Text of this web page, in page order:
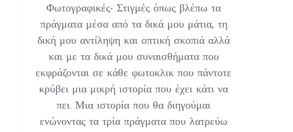
Φωτογραφικές- Στιγμές όπως βλέπω τα
πράγματα μέσα από τα δικά μου μάτια, τη
δική μου αντίληψη και οπτική σκοπιά αλλά
και με τα δικά μου συναισθήματα που
εκφράζονται σε κάθε φωτοκλικ που πάντοτε
κρύβει μια μικρή ιστορία που έχει κάτι να
πει. Μια ιστορία που θα διηγούμαι
ενώνοντας τα τρία πράγματα που λατρεύω